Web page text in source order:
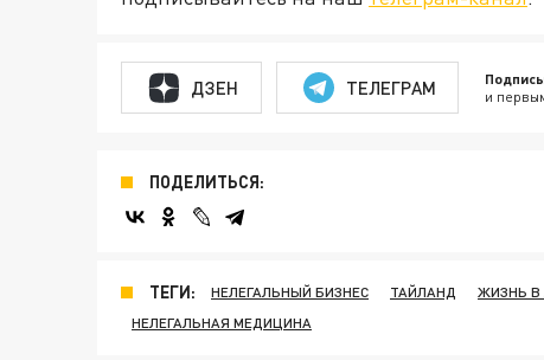
ДЗЕН ТЕЛЕГРАМ и
ПОДЕЛИТЬСЯ:
ТЕГИ: НЕЛЕГАЛЬНЫЙ БИЗНЕС ТАЙЛАНД ЖИЗНЬ В
НЕЛЕГАЛЬНАЯ МЕДИЦИНА